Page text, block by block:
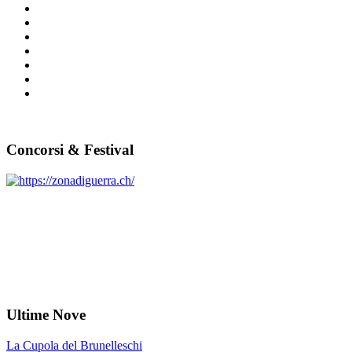
Concorsi & Festival
Ultime Nove
La Cupola del Brunelleschi